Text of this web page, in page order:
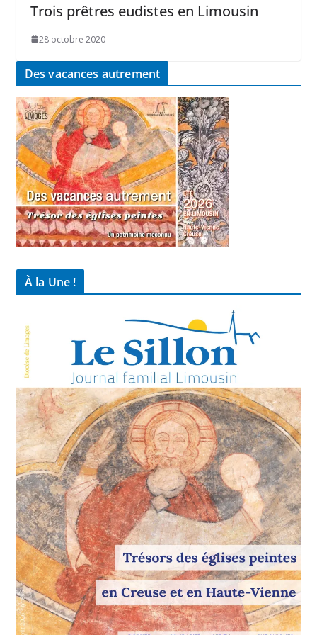
Trois prêtres eudistes en Limousin
28 octobre 2020
Des vacances autrement
À la Une !